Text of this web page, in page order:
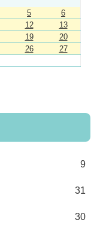
5
6
12
13
19
20
26
27
9
31
30